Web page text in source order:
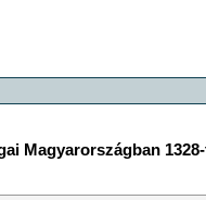
Magyarországban